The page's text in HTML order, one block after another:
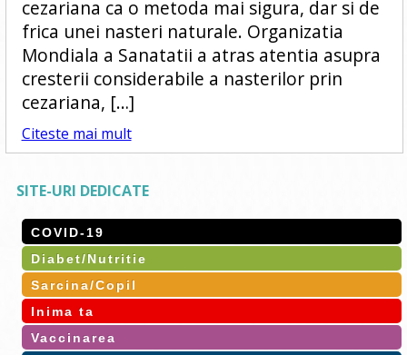
cezariana ca o metoda mai sigura, dar si de
frica unei nasteri naturale. Organizatia
Mondiala a Sanatatii a atras atentia asupra
cresterii considerabile a nasterilor prin
cezariana, […]
Citeste mai mult
SITE-URI DEDICATE
COVID-19
Diabet/Nutritie
Sarcina/Copil
Inima ta
Vaccinarea